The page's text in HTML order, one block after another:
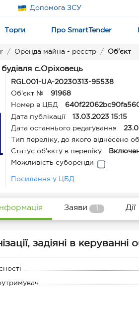
Допомога ЗСУ
Торги Про SmartTender
Оренда майна - реєстр Об'єкт
с.Оріховець
RGL001-UA-20230313-95538
Об'єкт №
91968
Номер в ЦБД
Дата публікації
13.03.2023 15:15
Дата останнього редагування
Тип переліку, до якого віднесено
Статус об'єкту в переліку
Можливість суборенди
Посилання у ЦБД
Заяви 1 Дії
задіяні в керуванні